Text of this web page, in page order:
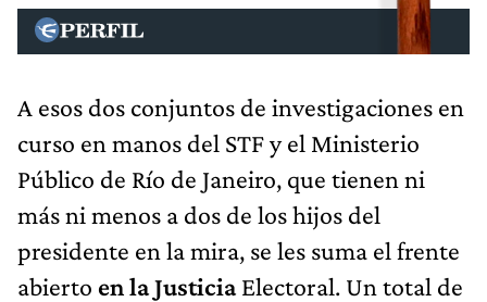
A esos dos conjuntos de investigaciones en
curso en manos del STF y el Ministerio
Público de Río de Janeiro, que tienen ni
más ni menos a dos de los hijos del
presidente en la mira, se les suma el frente
abierto en la JusticiaElectoral. Un total de